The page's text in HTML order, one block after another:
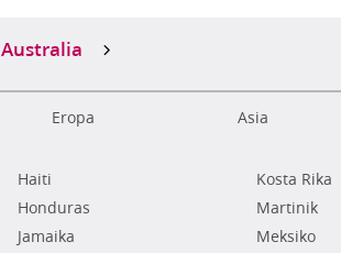
Australia
Eropa Asia
Haiti
Honduras
Jamaika
Kosta Rika
Martinik
Meksiko